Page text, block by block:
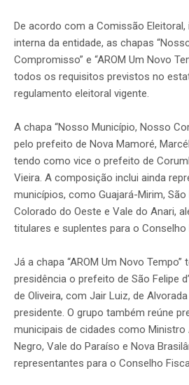
De acordo com a Comissão
interna da entidade, as chapas
Compromisso” e “AROM Um Novo
todos os requisitos previstos no
regulamento eleitoral vigente.
A chapa “Nosso Município, Nosso
pelo prefeito de Nova Mamoré,
tendo como vice o prefeito de
Vieira. A composição inclui ainda
municípios, como Guajará-Mirim,
Colorado do Oeste e Vale do Anari,
titulares e suplentes para o Conselho
Já a chapa “AROM Um Novo
presidência o prefeito de São Felipe
de Oliveira, com Jair Luiz, de
presidente. O grupo também reúne
municipais de cidades como Ministro
Negro, Vale do Paraíso e Nova
representantes para o Conselho